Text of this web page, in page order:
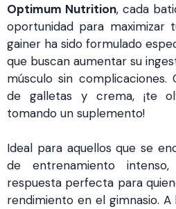
Optimum Nutrition, cada
oportunidad para maximizar
gainer ha sido formulado
que buscan aumentar su
músculo sin complicaciones.
de galletas y crema, ¡te
tomando un suplemento!
Ideal para aquellos que se
de entrenamiento
respuesta perfecta para
rendimiento en el gimnasio.